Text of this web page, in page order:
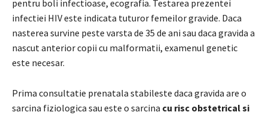
pentru boli infectioase, ecografia. Testarea prezentei
infectiei HIV este indicata tuturor femeilor gravide. Daca
nasterea survine peste varsta de 35 de ani sau daca gravida a
nascut anterior copii cu malformatii, examenul genetic
este necesar.
Prima consultatie prenatala stabileste daca gravida are o
sarcina fiziologica sau este o sarcina cu risc obstetricalsi